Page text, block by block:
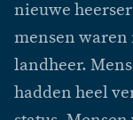
nieuwe
mensen waren
landheer.
hadden heel